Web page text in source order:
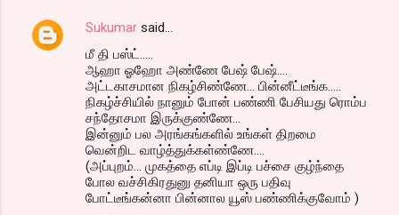
C
Sukumar said…
மீ தி பஸ்ட்.....
ஆஹா ஓஹோ அண்ணே பேஷ் பேஷ்....
அட்டகாசமான நிகழ்சிண்ணே... பின்னீட்டீங்க.....
நிகழ்ச்சியில் நானும் போன் பண்ணி பேசியது ரொம்ப
சந்தோசமா இருக்குண்ணே...
இன்னும் பல அரங்கங்களில் உங்கள் திறமை
வென்றிட வாழ்த்துக்கள்ண்ணே....
(அப்புறம்... முகத்தை எப்டி இப்டி பச்சை குழ்ந்தை
போல வச்சிகிரதுனு தனியா ஒரு பதிவு
போட்டீங்கன்னா பின்னால யூஸ் பண்ணிக்குவோம் )